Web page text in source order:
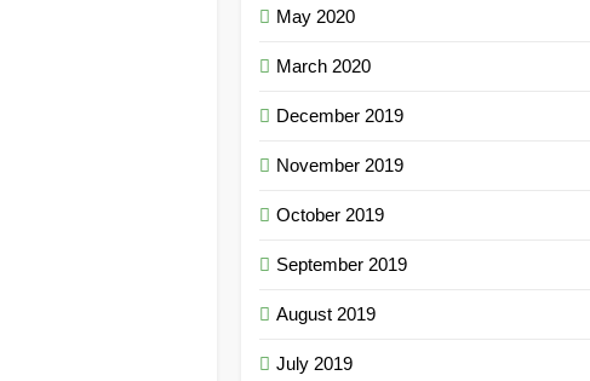
May 2020
March 2020
December 2019
November 2019
October 2019
September 2019
August 2019
July 2019